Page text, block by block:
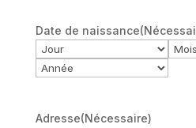
Date de naissance
Jour
Mois
Année
Adresse(Nécessaire)